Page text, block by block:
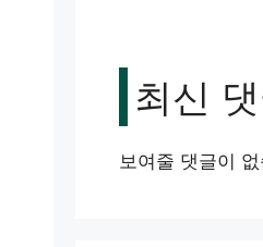
최신
보여줄 댓글이